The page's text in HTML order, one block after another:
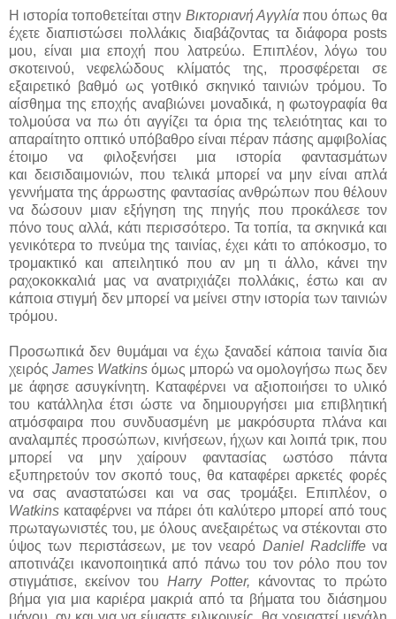
Η ιστορία τοποθετείται στην Βικτοριανή Αγγλίαπου όπως θα
έχετε διαπιστώσει πολλάκις διαβάζοντας τα διάφορα posts
μου, είναι μια εποχή που λατρεύω. Επιπλέον, λόγω του
σκοτεινού, νεφελώδους κλίματός της, προσφέρεται σε
εξαιρετικό βαθμό ως γοτθικό σκηνικό ταινιών τρόμου. Το
αίσθημα της εποχής αναβιώνει μοναδικά, η φωτογραφία θα
τολμούσα να πω ότι αγγίζει τα όρια της τελειότητας και το
απαραίτητο οπτικό υπόβαθρο είναι πέραν πάσης αμφιβολίας
έτοιμο να φιλοξενήσει μια ιστορία φαντασμάτων
και δεισιδαιμονιών, που τελικά μπορεί να μην είναι απλά
γεννήματα της άρρωστης φαντασίας ανθρώπων που θέλουν
να δώσουν μιαν εξήγηση της πηγής που προκάλεσε τον
πόνο τους αλλά, κάτι περισσότερο. Τα τοπία, τα σκηνικά και
γενικότερα το πνεύμα της ταινίας, έχει κάτι το απόκοσμο, το
τρομακτικό και απειλητικό που αν μη τι άλλο, κάνει την
ραχοκοκκαλιά μας να ανατριχιάζει πολλάκις, έστω και αν
κάποια στιγμή δεν μπορεί να μείνει στην ιστορία των ταινιών
τρόμου.
Προσωπικά δεν θυμάμαι να έχω ξαναδεί κάποια ταινία δια
χειρός James Watkins όμως μπορώ να ομολογήσω πως δεν
με άφησε ασυγκίνητη. Καταφέρνει να αξιοποιήσει το υλικό
του κατάλληλα έτσι ώστε να δημιουργήσει μια επιβλητική
ατμόσφαιρα που συνδυασμένη με μακρόσυρτα πλάνα και
αναλαμπές προσώπων, κινήσεων, ήχων και λοιπά τρικ, που
μπορεί να μην χαίρουν φαντασίας ωστόσο πάντα
εξυπηρετούν τον σκοπό τους, θα καταφέρει αρκετές φορές
να σας αναστατώσει και να σας τρομάξει. Επιπλέον, ο
Watkins καταφέρνει να πάρει ότι καλύτερο μπορεί από τους
πρωταγωνιστές του, με όλους ανεξαιρέτως να στέκονται στο
ύψος των περιστάσεων, με τον νεαρό Daniel Radcliffeνα
αποτινάζει ικανοποιητικά από πάνω του τον ρόλο που τον
στιγμάτισε, εκείνον τουHarry Potter, κάνοντας το πρώτο
βήμα για μια καριέρα μακριά από τα βήματα του διάσημου